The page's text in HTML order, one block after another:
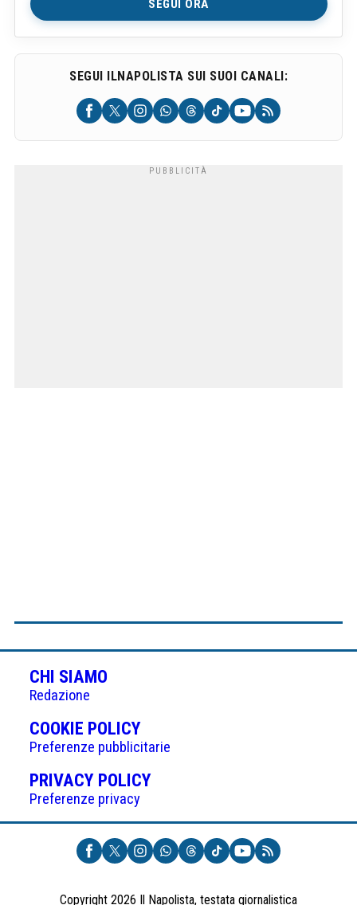
SEGUI ORA
SEGUI ILNAPOLISTA SUI SUOI CANALI:
CHI SIAMO
Redazione
COOKIE POLICY(APRE
IN
UNA
NUOVA
Preferenze pubblicitarie
PRIVACY POLICY(APRE
UNA
NUOVA
SCHEDA)
Preferenze privacy
Copyright 2026 Il Napolista, testata giornalistica